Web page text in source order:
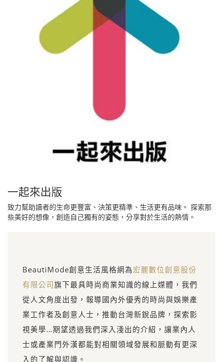
一起來出版
致力幫助讀者的生命更豐富、決策更精準、生活更有品味。 探索那
些美好的想像，創造自己獨有的姿態，分享對於生活的熱情。
BeautiMode創意生活風格網為宏麗數位創意股份
有限公司旗下最具時尚商業知識的線上媒體，我們
從人文角度出發，報導國內外優秀的時尚與娛樂產
業工作者及創意人士，推動台灣新銳品牌，探索影
視美學…期望透過我們深入淺出的介紹，讓業內人
士或產業門外漢都能對相關領域發展和脈動有更深
入的了解與認識。